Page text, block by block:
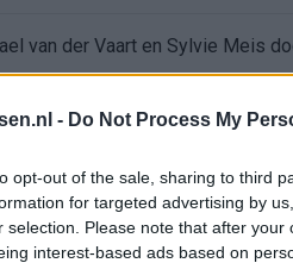
- Do Not Process My
opt-out of the sale, sharing to third
for targeted advertising by
selection. Please note that after
interest-based ads based on
van der Vaart en Sylvie Meis
Ajax en FC Twente in Europa
"Kampioen met Jong
geschiedenis met rode